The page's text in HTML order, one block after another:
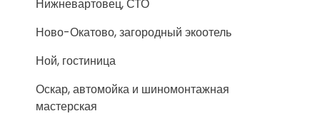
Нижневартовец, СТО
Ново-Окатово, загородный экоотель
Ной, гостиница
Оскар, автомойка и шиномонтажная
мастерская